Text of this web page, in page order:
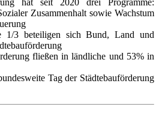
Zusammenhalt sowie Wachstum
3 beteiligen sich Bund, Land und
fließen in ländliche und 53% in
Tag der Städtebauförderung